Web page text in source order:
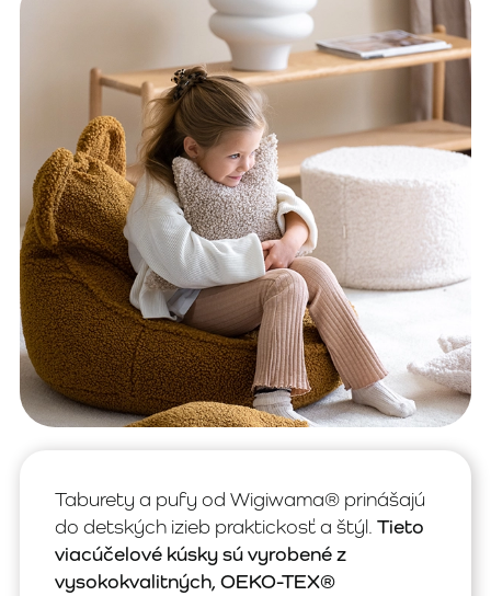
Taburety a pufy od Wigiwama® prinášajú
do detských izieb praktickosť a štýl. Tieto
viacúčelové kúsky sú vyrobené z
vysokokvalitných, OEKO-TEX®